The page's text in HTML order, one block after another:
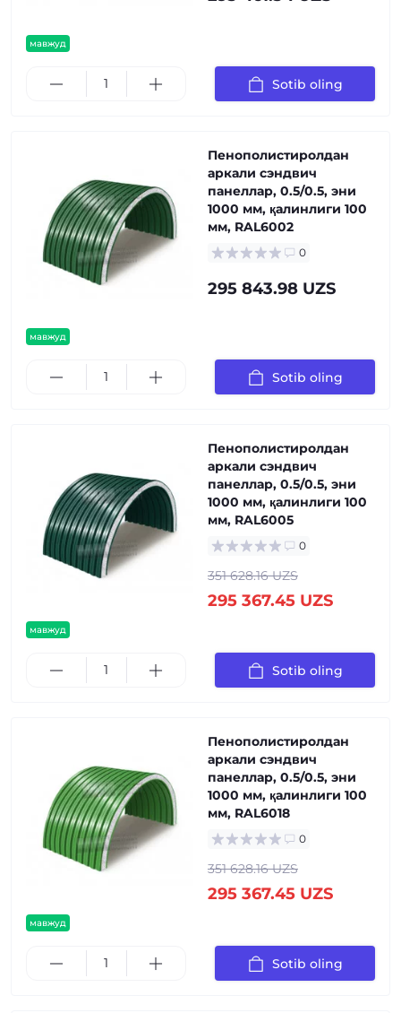
мавжуд
Sotib oling
мавжуд
Пенополистиролдан
аркали сэндвич
панеллар, 0.5/0.5, эни
1000 мм, қалинлиги 100
мм, RAL6002
0
295 843.98 UZS
Sotib oling
мавжуд
Пенополистиролдан
аркали сэндвич
панеллар, 0.5/0.5, эни
1000 мм, қалинлиги 100
мм, RAL6005
0
351 628.16 UZS
295 367.45 UZS
Sotib oling
мавжуд
Пенополистиролдан
аркали сэндвич
панеллар, 0.5/0.5, эни
1000 мм, қалинлиги 100
мм, RAL6018
0
351 628.16 UZS
295 367.45 UZS
Sotib oling